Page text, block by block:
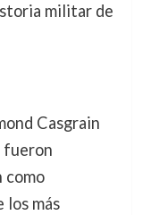
militar de
Casgrain
fueron
como
más